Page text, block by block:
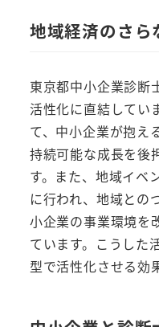
地域経済のさら
東京都中小企業診断
活性化に直結してい
て、中小企業が抱え
持続可能な成長を後
す。また、地域イベ
に行われ、地域との
小企業の事業環境を
ています。こうした
型で活性化させる効